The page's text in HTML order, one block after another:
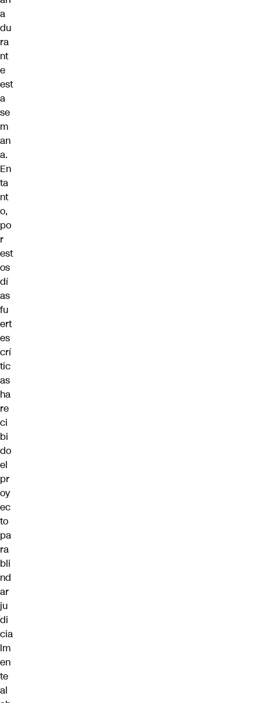
a
du
ra
nt
e
est
a
se
m
an
a.
En
ta
nt
o,
po
r
est
os
dí
as
fu
ert
es
crí
tic
as
ha
re
ci
bi
do
el
pr
oy
ec
to
pa
ra
bli
nd
ar
ju
di
cia
lm
en
te
al